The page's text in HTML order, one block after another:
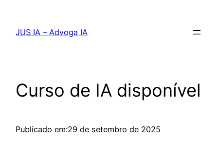
JUS IA – Advoga IA
Curso de IA disponível
Publicado em:29 de setembro de 2025